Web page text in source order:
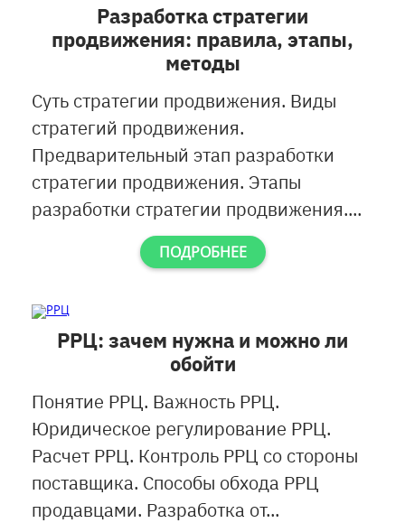
Разработка стратегии
продвижения: правила, этапы,
методы
Суть стратегии продвижения. Виды
стратегий продвижения.
Предварительный этап разработки
стратегии продвижения. Этапы
разработки стратегии продвижения....
ПОДРОБНЕЕ
РРЦ: зачем нужна и можно ли
обойти
Понятие РРЦ. Важность РРЦ.
Юридическое регулирование РРЦ.
Расчет РРЦ. Контроль РРЦ со стороны
поставщика. Способы обхода РРЦ
продавцами. Разработка от...